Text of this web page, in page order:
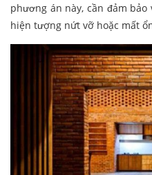
phương án này, cần đảm
hiện tượng nứt vỡ hoặc mất